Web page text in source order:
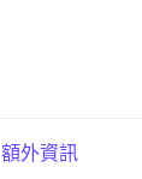
額外資訊